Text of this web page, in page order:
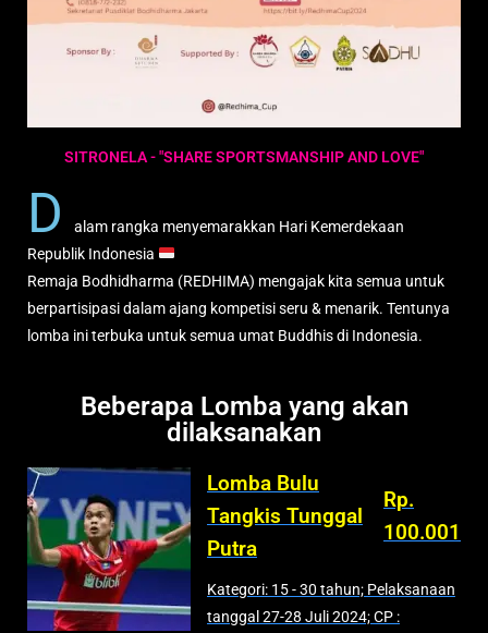
SITRONELA - "SHARE SPORTSMANSHIP AND LOVE"
D
alam rangka menyemarakkan Hari Kemerdekaan
Republik Indonesia
Remaja Bodhidharma (REDHIMA) mengajak kita semua untuk
berpartisipasi dalam ajang kompetisi seru & menarik. Tentunya
lomba ini terbuka untuk semua umat Buddhis di Indonesia.
Beberapa Lomba yang akan
dilaksanakan
Lomba Bulu
Tangkis Tunggal
Putra
Rp.
100.001
Kategori: 15 - 30 tahun; Pelaksanaan
tanggal 27-28 Juli 2024; CP :